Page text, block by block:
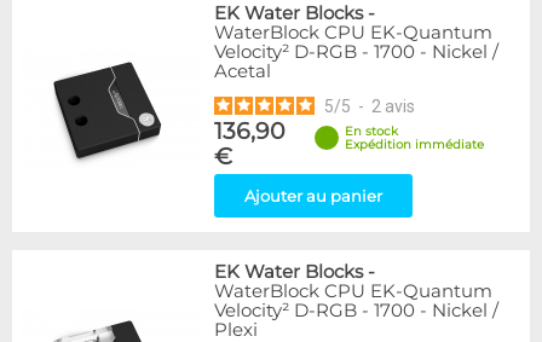
EK Water Blocks-
WaterBlock CPU EK-Quantum
Velocity² D-RGB - 1700 - Nickel /
Acetal
5/5 - 2 avis
136,90
€
En stock
Expédition immédiate
Ajouter au panier
EK Water Blocks-
WaterBlock CPU EK-Quantum
Velocity² D-RGB - 1700 - Nickel /
Plexi